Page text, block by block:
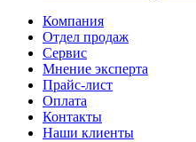
Компания
Отдел продаж
Сервис
Мнение эксперта
Прайс-лист
Оплата
Контакты
Наши клиенты